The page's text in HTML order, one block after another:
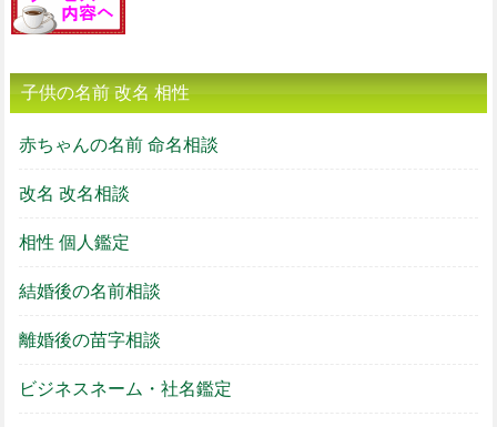
子供の名前 改名 相性
赤ちゃんの名前 命名相談
改名 改名相談
相性 個人鑑定
結婚後の名前相談
離婚後の苗字相談
ビジネスネーム・社名鑑定